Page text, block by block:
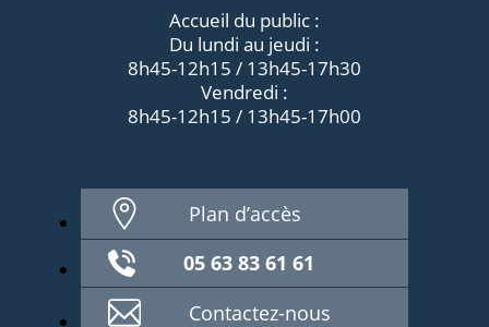
Accueil du public :
Du lundi au jeudi :
8h45-12h15 / 13h45-17h30
Vendredi :
8h45-12h15 / 13h45-17h00
Plan d’accès
05 63 83 61 61
Contactez-nous